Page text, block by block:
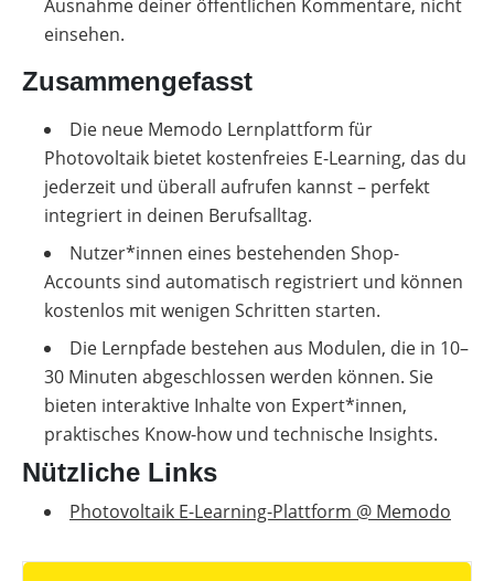
Ausnahme deiner öffentlichen Kommentare, nicht
einsehen.
Zusammengefasst
Die neue Memodo Lernplattform für
Photovoltaik bietet kostenfreies E-Learning, das du
jederzeit und überall aufrufen kannst – perfekt
integriert in deinen Berufsalltag.
Nutzer*innen eines bestehenden Shop-
Accounts sind automatisch registriert und können
kostenlos mit wenigen Schritten starten.
Die Lernpfade bestehen aus Modulen, die in 10–
30 Minuten abgeschlossen werden können. Sie
bieten interaktive Inhalte von Expert*innen,
praktisches Know-how und technische Insights.
Nützliche Links
Photovoltaik E-Learning-Plattform @ Memodo